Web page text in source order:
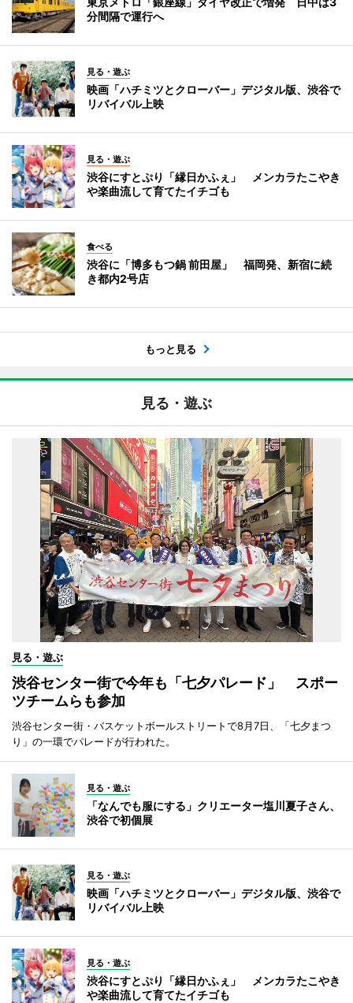
分間隔で運行へ
見る・遊ぶ
映画「ハチミツとクローバー」デジタル版、渋谷で
リバイバル上映
見る・遊ぶ
渋谷にすとぷり「縁日かふぇ」 メンカラたこやき
や楽曲流して育てたイチゴも
食べる
渋谷に「博多もつ鍋 前田屋」 福岡発、新宿に続
き都内2号店
もっと見る
見る・遊ぶ
見る・遊ぶ
渋谷センター街で今年も「七夕パレード」 スポー
ツチームらも参加
渋谷センター街・バスケットボールストリートで8月7日、「七夕まつ
り」の一環でパレードが行われた。
見る・遊ぶ
「なんでも服にする」クリエーター塩川夏子さん、
渋谷で初個展
見る・遊ぶ
映画「ハチミツとクローバー」デジタル版、渋谷で
リバイバル上映
見る・遊ぶ
渋谷にすとぷり「縁日かふぇ」 メンカラたこやき
や楽曲流して育てたイチゴも